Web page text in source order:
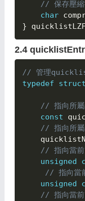
// 保存壓
char
}
2.4
// 管理
typedef
struct
// 指向所
const
// 指向所
// 指向當
unsigned
// 指向當
unsigned
// 指向當